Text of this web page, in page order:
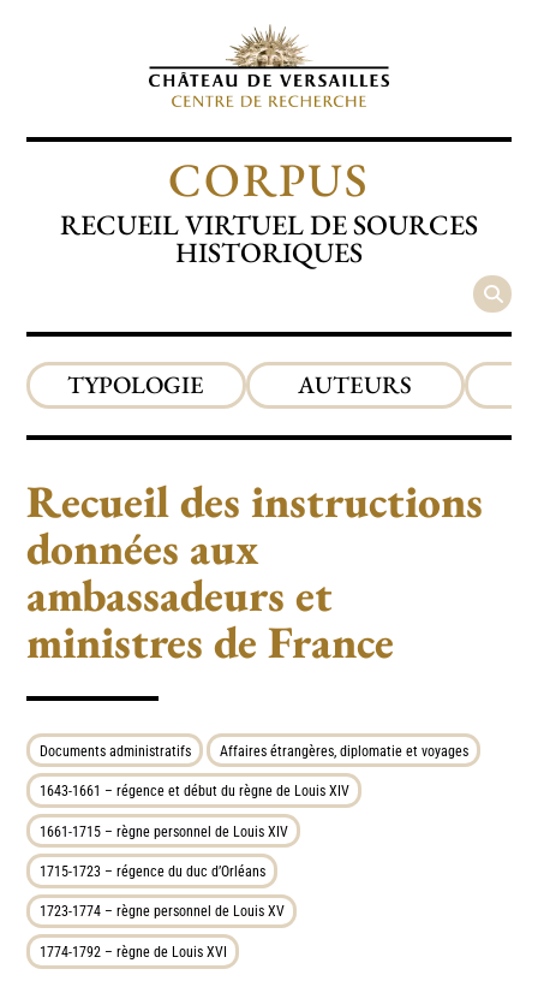
CORPUS
RECUEIL VIRTUEL DE SOURCES
HISTORIQUES
TYPOLOGIE AUTEURS
Recueil des instructions
données aux
ambassadeurs et
ministres de France
Documents administratifs Affaires étrangères, diplomatie et voyages
1643-1661 – régence et début du règne de Louis XIV
1661-1715 – règne personnel de Louis XIV
1715-1723 – régence du duc d’Orléans
1723-1774 – règne personnel de Louis XV
1774-1792 – règne de Louis XVI